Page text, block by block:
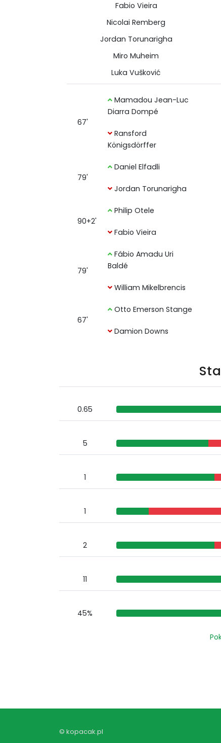
Fabio Vieira
Nicolai Remberg
Jordan Torunarigha
Miro Muheim
Luka Vušković
67'
Mamadou Jean-Luc
Diarra Dompé
Ransford
Königsdörffer
79'
Daniel Elfadli
Jordan Torunarigha
90+2'
Philip Otele
Fabio Vieira
79'
Fábio Amadu Uri
Baldé
William Mikelbrencis
67'
Otto Emerson Stange
Damion Downs
0.65
5
1
1
2
11
45%
© kopacak.pl